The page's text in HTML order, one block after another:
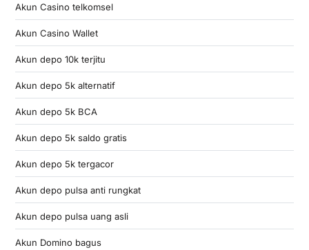
Akun Casino telkomsel
Akun Casino Wallet
Akun depo 10k terjitu
Akun depo 5k alternatif
Akun depo 5k BCA
Akun depo 5k saldo gratis
Akun depo 5k tergacor
Akun depo pulsa anti rungkat
Akun depo pulsa uang asli
Akun Domino bagus